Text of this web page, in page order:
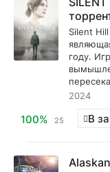
Silent
году.
2024
100% 25 В